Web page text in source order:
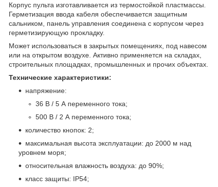
Корпус пульта изготавливается из термостойкой пластмассы.
Герметизация ввода кабеля обеспечивается защитным
сальником, панель управления соединена с корпусом через
герметизирующую прокладку.
Может использоваться в закрытых помещениях, под навесом
или на открытом воздухе. Активно применяется на складах,
строительных площадках, промышленных и прочих объектах.
Технические характеристики:
напряжение:
36 В / 5 А переменного тока;
500 В / 2 А переменного тока;
количество кнопок: 2;
максимальная высота эксплуатации: до 2000 м над
уровнем моря;
относительная влажность воздуха: до 90%;
класс защиты: IP54;